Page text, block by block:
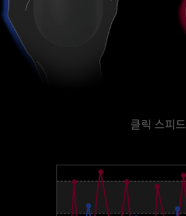
클릭 스피드